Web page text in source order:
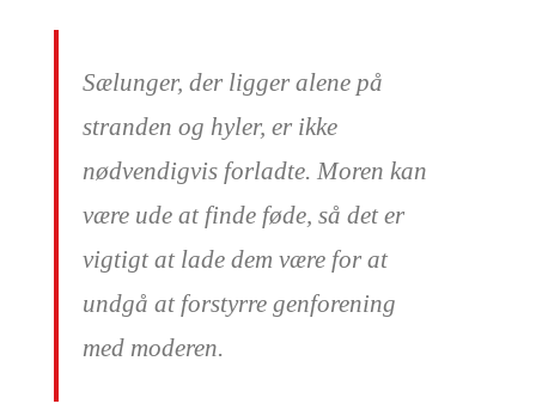
Sælunger, der ligger alene på
stranden og hyler, er ikke
nødvendigvis forladte. Moren kan
være ude at finde føde, så det er
vigtigt at lade dem være for at
undgå at forstyrre genforening
med moderen.